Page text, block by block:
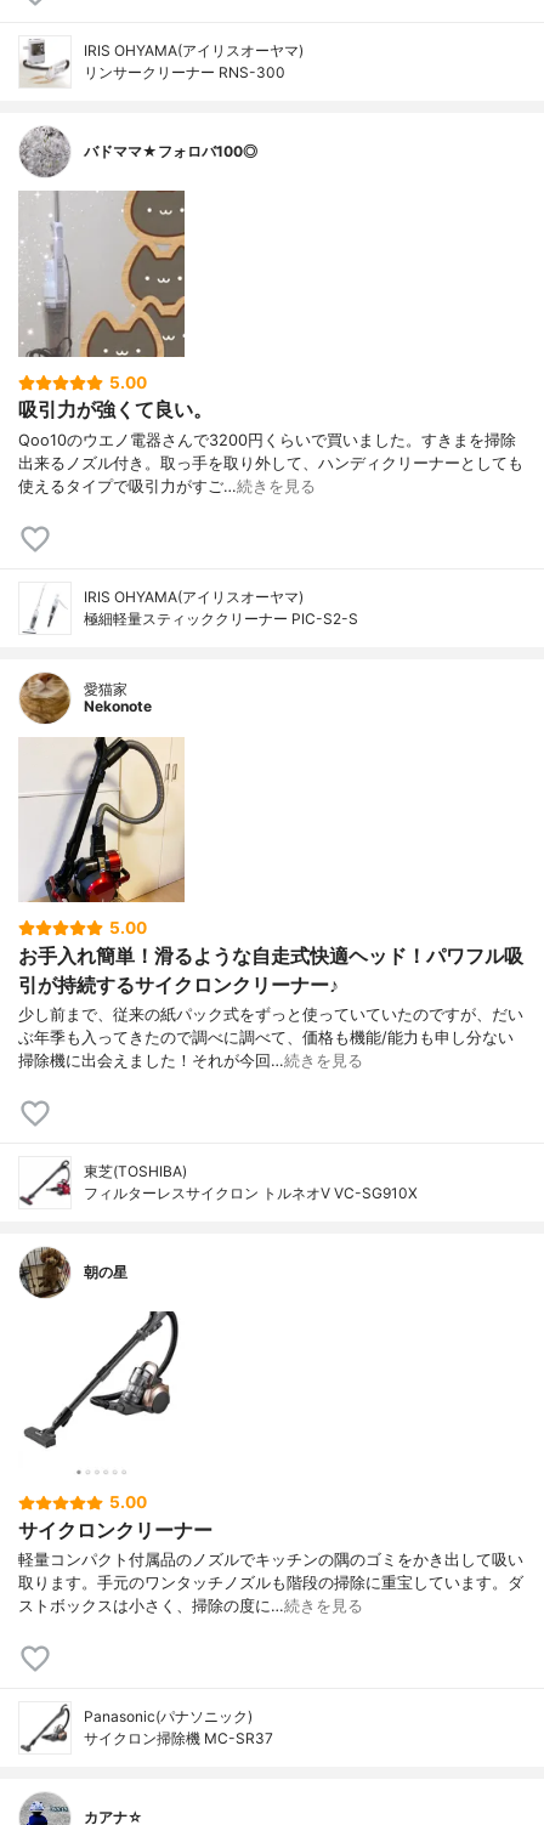
IRIS OHYAMA(アイリスオーヤマ)
リンサークリーナー RNS-300
バドママ★フォロバ100◎
5.00
吸引力が強くて良い。
Qoo10のウエノ電器さんで3200円くらいで買いました。すきまを掃除
出来るノズル付き。取っ手を取り外して、ハンディクリーナーとしても
使えるタイプで吸引力がすご…続きを見る
IRIS OHYAMA(アイリスオーヤマ)
極細軽量スティッククリーナー PIC-S2-S
愛猫家
Nekonote
5.00
お手入れ簡単！滑るような自走式快適ヘッド！パワフル吸
引が持続するサイクロンクリーナー♪
少し前まで、従来の紙パック式をずっと使っていていたのですが、だい
ぶ年季も入ってきたので調べに調べて、価格も機能/能力も申し分ない
掃除機に出会えました！それが今回…続きを見る
東芝(TOSHIBA)
フィルターレスサイクロン トルネオV VC-SG910X
朝の星
5.00
サイクロンクリーナー
軽量コンパクト付属品のノズルでキッチンの隅のゴミをかき出して吸い
取ります。手元のワンタッチノズルも階段の掃除に重宝しています。ダ
ストボックスは小さく、掃除の度に…続きを見る
Panasonic(パナソニック)
サイクロン掃除機 MC-SR37
カアナ☆